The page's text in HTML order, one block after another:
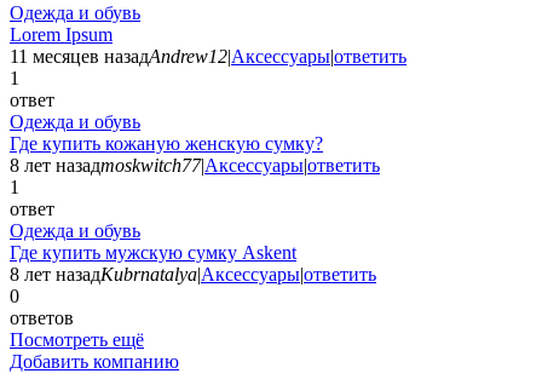
Одежда и обувь
Lorem Ipsum
11 месяцев назадAndrew12|Аксессуары|ответить
1
ответ
Одежда и обувь
Где купить кожаную женскую сумку?
8 лет назадmoskwitch77|Аксессуары|ответить
1
ответ
Одежда и обувь
Где купить мужскую сумку Askent
8 лет назадKubrnatalya|Аксессуары|ответить
0
ответов
Посмотреть ещё
Добавить компанию